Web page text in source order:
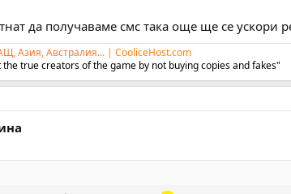
да получаваме смс така още ще се ускори
Азия, Австралия... | CooliceHost.com
true creators of the game by not buying copies and fakes"